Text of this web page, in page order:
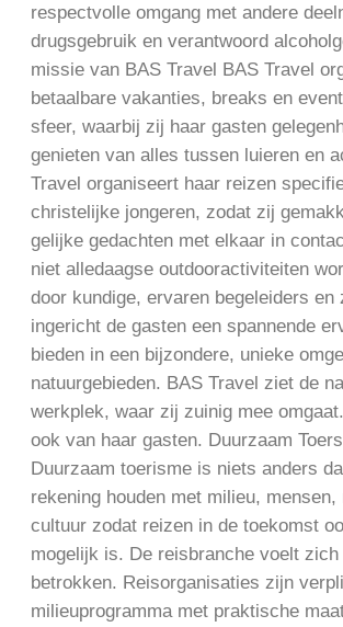
respectvolle omgang met andere
drugsgebruik en verantwoord
missie van BAS Travel BAS Travel
betaalbare vakanties, breaks en
sfeer, waarbij zij haar gasten
genieten van alles tussen luieren en
Travel organiseert haar reizen
christelijke jongeren, zodat zij
gelijke gedachten met elkaar in
niet alledaagse outdooractiviteiten
door kundige, ervaren begeleiders en
ingericht de gasten een spannende
bieden in een bijzondere, unieke
natuurgebieden. BAS Travel ziet de
werkplek, waar zij zuinig mee
ook van haar gasten. Duurzaam
Duurzaam toerisme is niets anders
rekening houden met milieu, mensen,
cultuur zodat reizen in de toekomst
mogelijk is. De reisbranche voelt zich
betrokken. Reisorganisaties zijn
milieuprogramma met praktische